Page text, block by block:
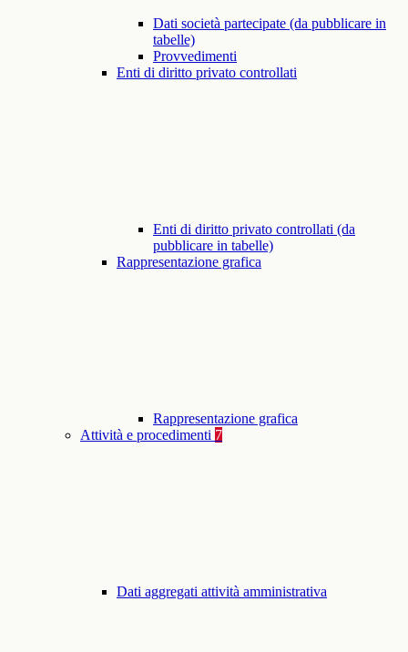
Dati società partecipate (da pubblicare in
tabelle)
Provvedimenti
Enti di diritto privato controllati
Enti di diritto privato controllati (da
pubblicare in tabelle)
Rappresentazione grafica
Rappresentazione grafica
Attività e procedimenti 7
Dati aggregati attività amministrativa